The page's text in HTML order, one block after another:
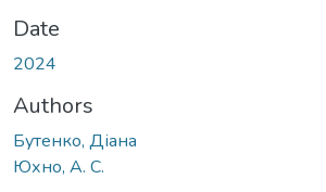
Date
2024
Authors
Бутенко, Діана
Юхно, А. С.